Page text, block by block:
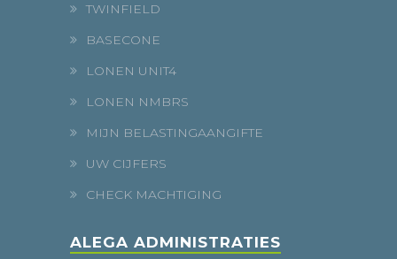
TWINFIELD
BASECONE
LONEN UNIT4
LONEN NMBRS
MIJN BELASTINGAANGIFTE
UW CIJFERS
CHECK MACHTIGING
ALEGA ADMINISTRATIES